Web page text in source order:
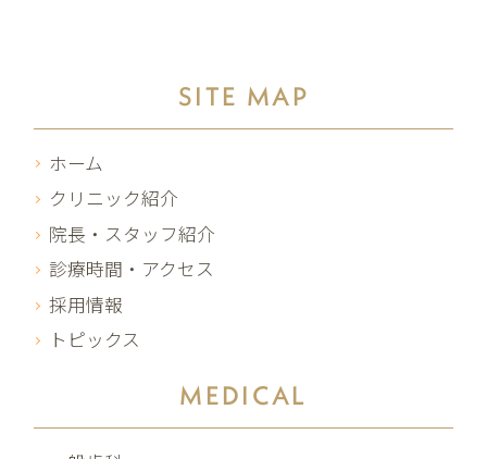
SITE MAP
ホーム
クリニック紹介
院長・スタッフ紹介
診療時間・アクセス
採用情報
トピックス
MEDICAL